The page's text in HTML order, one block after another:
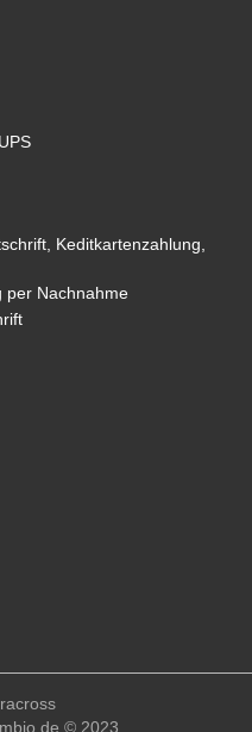
© 2023